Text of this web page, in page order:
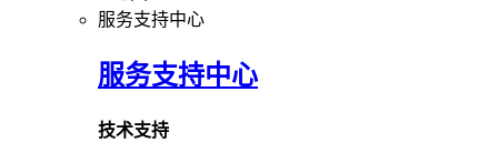
服务支持中心
服务支持中心
技术支持